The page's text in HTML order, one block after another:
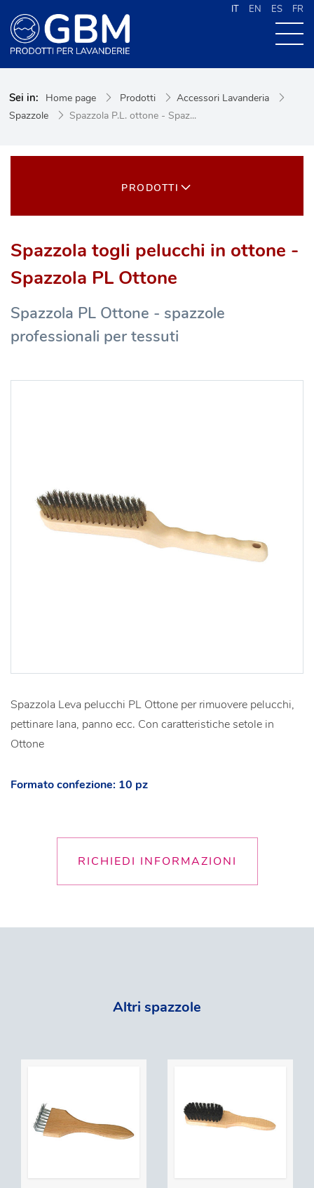
IT EN ES FR
PRODOTTI
CONTATTI
Sei in: Home page Prodotti
Accessori Lavanderia
Spazzole
Spazzola P.L. ottone - Spaz...
PRODOTTI
Spazzola togli pelucchi in ottone -
Spazzola PL Ottone
Spazzola PL Ottone - spazzole
professionali per tessuti
Spazzola Leva pelucchi PL Ottone per rimuovere pelucchi,
pettinare lana, panno ecc. Con caratteristiche setole in
Ottone
Formato confezione: 10 pz
RICHIEDI INFORMAZIONI
Altri spazzole